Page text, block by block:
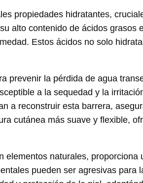
propiedades hidratantes,
alto contenido de ácidos grasos
Estos ácidos no solo
prevenir la pérdida de agua
a la sequedad y la
a reconstruir esta barrera,
cutánea más suave y flexible,
naturales,
pueden ser agresivas para